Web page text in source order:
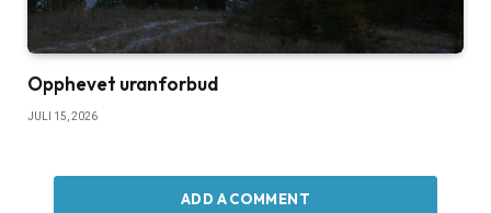
Opphevet uranforbud
JULI 15, 2026
ADD A COMMENT